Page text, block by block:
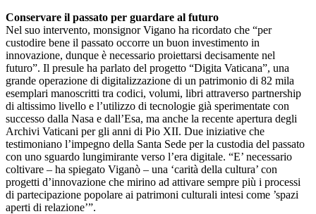
Conservare il passato per guardare al futuro
Nel suo intervento, monsignor Vigano ha ricordato che “per
custodire bene il passato occorre un buon investimento in
innovazione, dunque è necessario proiettarsi decisamente nel
futuro”. Il presule ha parlato del progetto “Digita Vaticana”, una
grande operazione di digitalizzazione di un patrimonio di 82 mila
esemplari manoscritti tra codici, volumi, libri attraverso partnership
di altissimo livello e l’utilizzo di tecnologie già sperimentate con
successo dalla Nasa e dall’Esa, ma anche la recente apertura degli
Archivi Vaticani per gli anni di Pio XII. Due iniziative che
testimoniano l’impegno della Santa Sede per la custodia del passato
con uno sguardo lungimirante verso l’era digitale. “E’ necessario
coltivare – ha spiegato Viganò – una ‘carità della cultura’ con
progetti d’innovazione che mirino ad attivare sempre più i processi
di partecipazione popolare ai patrimoni culturali intesi come ’spazi
aperti di relazione’”.